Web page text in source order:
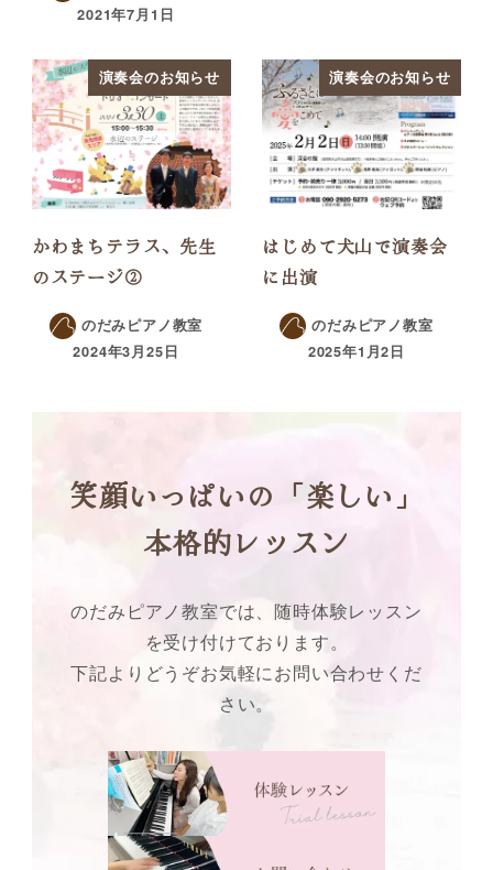
2021年7月1日
演奏会のお知らせ
かわまちテラス、先生
のステージ②
のだみピアノ教室
2024年3月25日
演奏会のお知らせ
はじめて犬山で演奏会
に出演
のだみピアノ教室
2025年1月2日
笑顔いっぱいの「楽しい」
本格的レッスン
のだみピアノ教室では、随時体験レッスン
を受け付けております。
下記よりどうぞお気軽にお問い合わせくだ
さい。